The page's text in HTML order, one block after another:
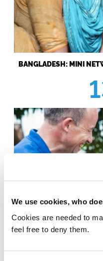
We use cookies, who
Cookies are needed to
feel free to deny them.
BANGLADESH: MINI
MALAWI: